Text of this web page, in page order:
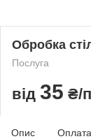
Обробка
Послуга
від 35 ₴/
Опис Оплата